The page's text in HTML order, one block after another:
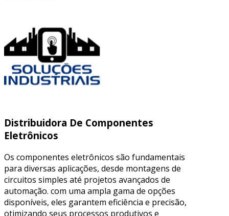
Distribuidora De Componentes
Eletrônicos
Os componentes eletrônicos são fundamentais
para diversas aplicações, desde montagens de
circuitos simples até projetos avançados de
automação. com uma ampla gama de opções
disponíveis, eles garantem eficiência e precisão,
otimizando seus processos produtivos e